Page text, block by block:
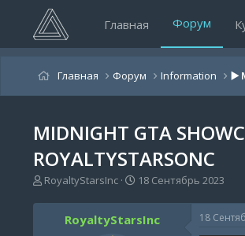
Главная Форум
Главная Форум Information ▶️
MIDNIGHT GTA
ROYALTYSTARSONC
А
т
RoyaltyStarsInc
Д
т
а
18 Сентябрь 2023
RoyaltyStarsInc 18